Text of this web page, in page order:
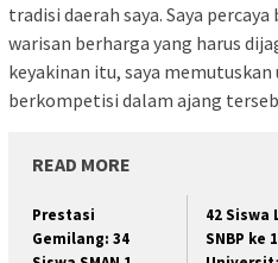
tradisi daerah saya. Saya
warisan berharga yang harus
keyakinan itu, saya
berkompetisi dalam ajang
READ MORE
Prestasi
Gemilang: 34
42 Siswa
SNBP ke